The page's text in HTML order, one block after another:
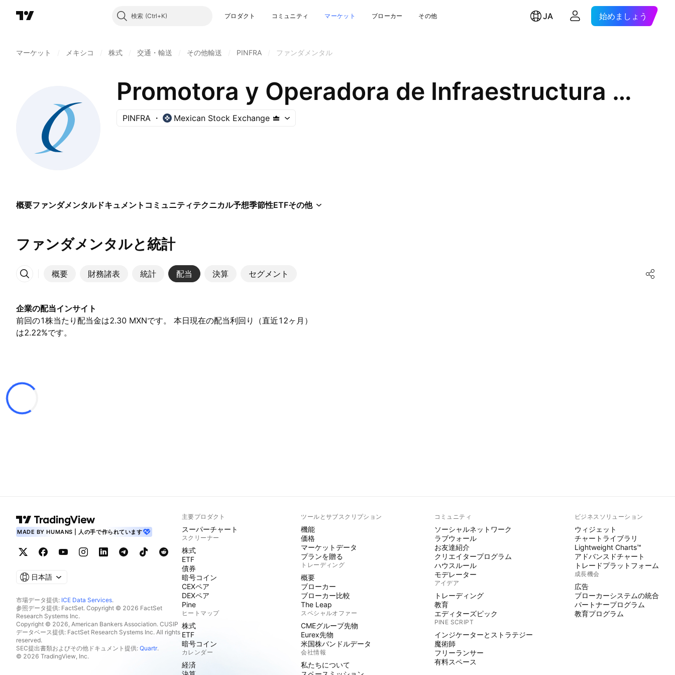
検索 プロダクト コミュニティ マーケット ブローカー その他 JA 始めましょう
マーケット メキシコ 株式 交通・輸送 その他輸送 PINFRA ファンダメンタル
Promotora y Operadora de Infraestructura SA
PINFRA Mexican Stock Exchange
概要ファンダメンタルドキュメント コミュニティテクニカル予想季節性ETFその他
ファンダメンタルと統計
概要 財務諸表 統計 配当 決算 セグメント
その他
企業の配当インサイト
前回の1株当たり配当金は2.30 MXNです。 本日現在の配当利回り（直近12ヶ月）
は2.22%です。
MADE BY HUMANS | 人の手で作られています
日本語
市場データ提供: ICE Data Services.
参照データ提供: FactSet. Copyright © 2026 FactSet
Research Systems Inc.
Copyright © 2026, American Bankers Association. CUSIP
データベース提供: FactSet Research Systems Inc. All rights
reserved.
SEC提出書類およびその他ドキュメント提供: Quartr.
© 2026 TradingView, Inc.
主要プロダクト
スーパーチャート
スクリーナー
株式
ETF
債券
暗号コイン
CEXペア
DEXペア
Pine
ヒートマップ
株式
ETF
暗号コイン
カレンダー
経済
ツールとサブスクリプション
機能
価格
マーケットデータ
プランを贈る
トレーディング
概要
ブローカー
ブローカー比較
The Leap
スペシャルオファー
CMEグループ先物
Eurex先物
米国株バンドルデータ
会社情報
私たちについて
コミュニティ
ソーシャルネットワーク
ラブウォール
お友達紹介
クリエイタープログラム
ハウスルール
モデレーター
アイデア
トレーディング
教育
エディターズピック
PINE SCRIPT
インジケーターとストラテジー
魔術師
フリーランサー
有料スペース
ビジネスソリューション
ウィジェット
チャートライブラリ
Lightweight Charts™
アドバンスドチャート
トレードプラットフォーム
成長機会
広告
ブローカーシステムの統合
パートナープログラム
教育プログラム